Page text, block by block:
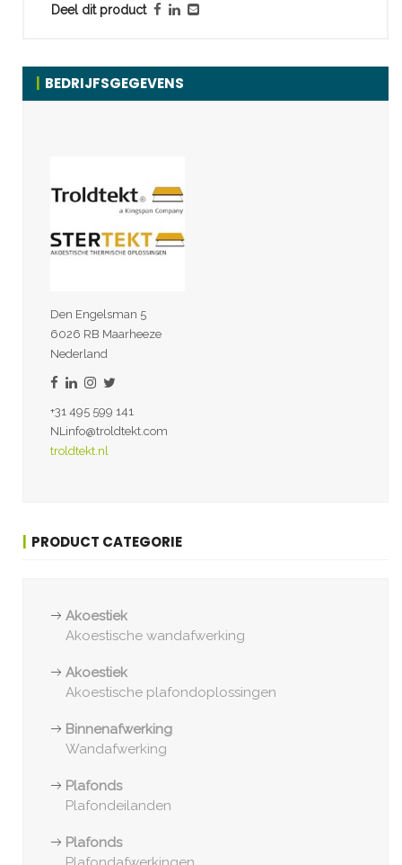
Deel dit product
BEDRIJFSGEGEVENS
Den Engelsman 5
6026 RB Maarheeze
Nederland
+31 495 599 141
NLinfo@troldtekt.com
troldtekt.nl
PRODUCT CATEGORIE
Akoestiek
Akoestische wandafwerking
Akoestiek
Akoestische plafondoplossingen
Binnenafwerking
Wandafwerking
Plafonds
Plafondeilanden
Plafonds